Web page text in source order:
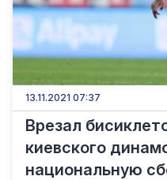
13.11.2021 07:37
Врезал
киевского
национальную